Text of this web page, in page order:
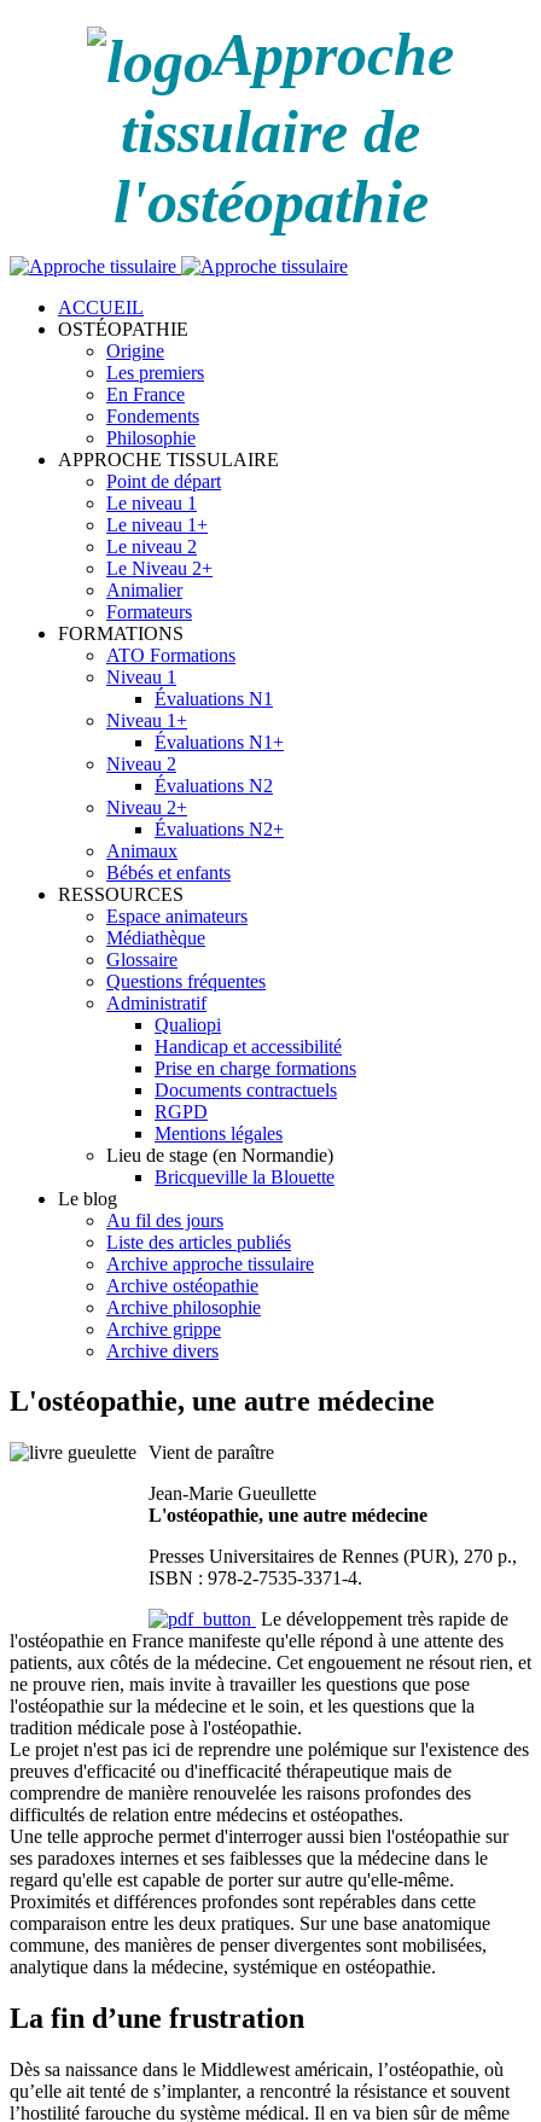
Approche
tissulaire de
l'ostéopathie
ACCUEIL
OSTÉOPATHIE
Origine
Les premiers
En France
Fondements
Philosophie
APPROCHE TISSULAIRE
Point de départ
Le niveau 1
Le niveau 1+
Le niveau 2
Le Niveau 2+
Animalier
Formateurs
FORMATIONS
ATO Formations
Niveau 1
Évaluations N1
Niveau 1+
Évaluations N1+
Niveau 2
Évaluations N2
Niveau 2+
Évaluations N2+
Animaux
Bébés et enfants
RESSOURCES
Espace animateurs
Médiathèque
Glossaire
Questions fréquentes
Administratif
Qualiopi
Handicap et accessibilité
Prise en charge formations
Documents contractuels
RGPD
Mentions légales
Lieu de stage (en Normandie)
Bricqueville la Blouette
Le blog
Au fil des jours
Liste des articles publiés
Archive approche tissulaire
Archive ostéopathie
Archive philosophie
Archive grippe
Archive divers
L'ostéopathie, une autre médecine
Vient de paraître
Jean-Marie Gueullette
L'ostéopathie, une autre médecine
Presses Universitaires de Rennes (PUR), 270 p.,
ISBN : 978-2-7535-3371-4.
Le développement très rapide de
l'ostéopathie en France manifeste qu'elle répond à une attente des
patients, aux côtés de la médecine. Cet engouement ne résout rien, et
ne prouve rien, mais invite à travailler les questions que pose
l'ostéopathie sur la médecine et le soin, et les questions que la
tradition médicale pose à l'ostéopathie.
Le projet n'est pas ici de reprendre une polémique sur l'existence des
preuves d'efficacité ou d'inefficacité thérapeutique mais de
comprendre de manière renouvelée les raisons profondes des
difficultés de relation entre médecins et ostéopathes.
Une telle approche permet d'interroger aussi bien l'ostéopathie sur
ses paradoxes internes et ses faiblesses que la médecine dans le
regard qu'elle est capable de porter sur autre qu'elle-même.
Proximités et différences profondes sont repérables dans cette
comparaison entre les deux pratiques. Sur une base anatomique
commune, des manières de penser divergentes sont mobilisées,
analytique dans la médecine, systémique en ostéopathie.
La fin d’une frustration
Dès sa naissance dans le Middlewest américain, l’ostéopathie, où
qu’elle ait tenté de s’implanter, a rencontré la résistance et souvent
l’hostilité farouche du système médical. Il en va bien sûr de même